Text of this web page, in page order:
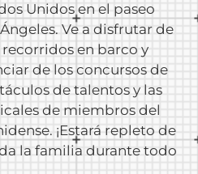
Unidos en el paseo
Ve a disfrutar de
recorridos en barco y
de los concursos de
de talentos y las
de miembros del
¡Estará repleto de
la familia durante todo